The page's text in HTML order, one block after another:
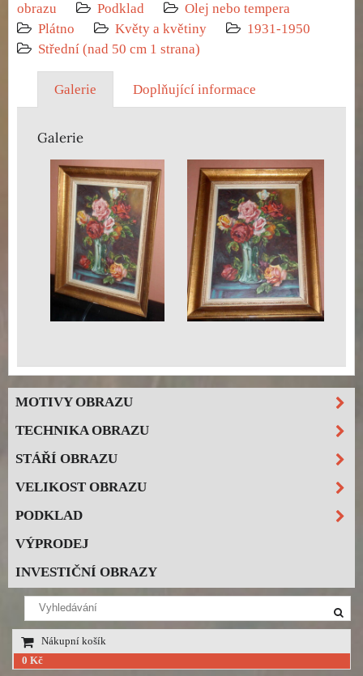
obrazu
Podklad
Olej nebo tempera
Plátno
Květy a květiny
1931-1950
Střední (nad 50 cm 1 strana)
Galerie Doplňující informace
Galerie
MOTIVY OBRAZU
TECHNIKA OBRAZU
STÁŘÍ OBRAZU
VELIKOST OBRAZU
PODKLAD
VÝPRODEJ
INVESTIČNÍ OBRAZY
Nákupní košík
0 Kč